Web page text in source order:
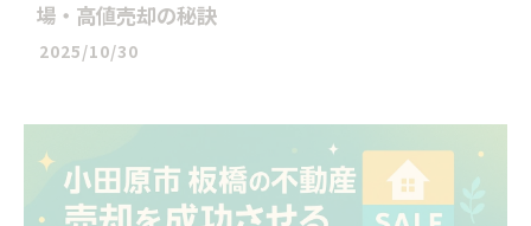
場・高値売却の秘訣
2025/10/30